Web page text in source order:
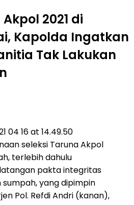
2021 di
Kapolda Ingatkan
Tak Lakukan
seleksi Taruna Akpol
terlebih dahulu
pakta integritas
yang dipimpin
Pol. Refdi Andri (kanan),